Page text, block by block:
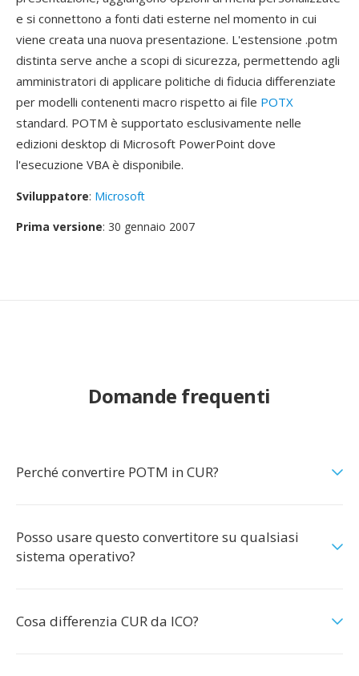
e si connettono a fonti dati esterne nel momento in cui
viene creata una nuova presentazione. L'estensione .potm
distinta serve anche a scopi di sicurezza, permettendo agli
amministratori di applicare politiche di fiducia differenziate
per modelli contenenti macro rispetto ai file POTX
standard. POTM è supportato esclusivamente nelle
edizioni desktop di Microsoft PowerPoint dove
l'esecuzione VBA è disponibile.
Sviluppatore: Microsoft
Prima versione: 30 gennaio 2007
Domande frequenti
Perché convertire POTM in CUR?
Posso usare questo convertitore su qualsiasi
sistema operativo?
Cosa differenzia CUR da ICO?